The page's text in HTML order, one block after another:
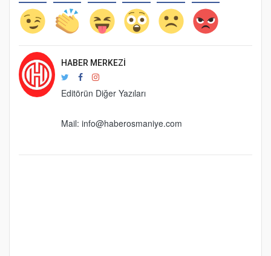
HABER MERKEZI
Editörün Diğer Yazıları
Mail: info@haberosmaniye.com